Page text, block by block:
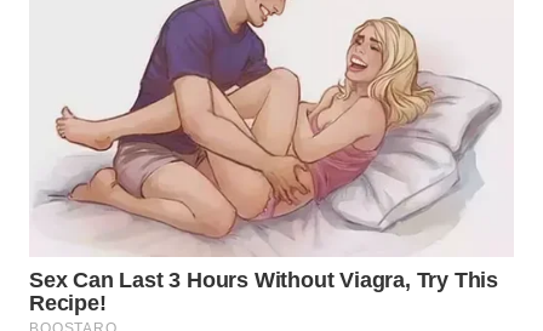
KARAWANG
WN
BEKASI
WN
BOGOR